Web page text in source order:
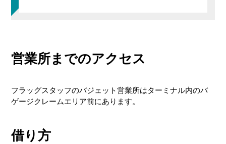
契約手続き
営業所までのアクセス
フラッグスタッフのバジェット営業所はターミナル内のバ
ゲージクレームエリア前にあります。
借り方